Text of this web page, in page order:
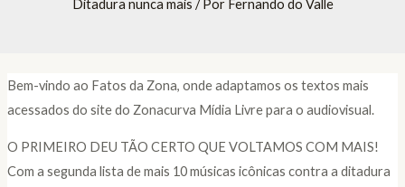
Ditadura nunca mais / Por Fernando do Valle
Bem-vindo ao Fatos da Zona, onde adaptamos os textos mais
acessados do site do Zonacurva Mídia Livre para o audiovisual.
O PRIMEIRO DEU TÃO CERTO QUE VOLTAMOS COM MAIS!
Com a segunda lista de mais 10 músicas icônicas contra a ditadura